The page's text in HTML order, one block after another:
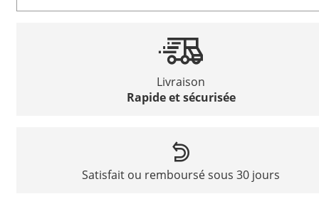
Livraison
Rapide et sécurisée
Satisfait ou remboursé sous 30 jours